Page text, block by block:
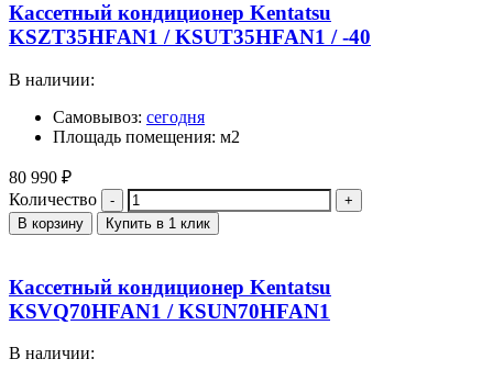
Кассетный кондиционер Kentatsu
KSZT35HFAN1 / KSUT35HFAN1 / -40
В наличии:
Самовывоз: сегодня
Площадь помещения: м2
80 990 ₽
Количество
В корзину Купить в 1 клик
Кассетный кондиционер Kentatsu
KSVQ70HFAN1 / KSUN70HFAN1
В наличии: